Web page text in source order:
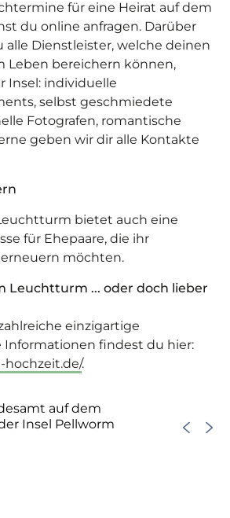
für eine Heirat auf dem
du online anfragen. Darüber
alle Dienstleister, welche deinen
Leben bereichern können,
Insel: individuelle
selbst geschmiedete
Fotografen, romantische
geben wir dir alle Kontakte
bietet auch eine
für Ehepaare, die ihr
möchten.
Leuchtturm ... oder doch lieber
einzigartige
Informationen findest du hier:
.
auf dem
Insel Pellworm